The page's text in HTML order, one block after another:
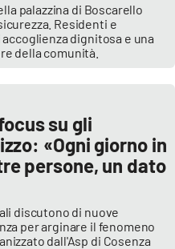
palazzina di Boscarello
Residenti e
dignitosa e una
della comunità.
su gli
«Ogni giorno in
persone, un dato
discutono di nuove
per arginare il fenomeno
dall'Asp di Cosenza